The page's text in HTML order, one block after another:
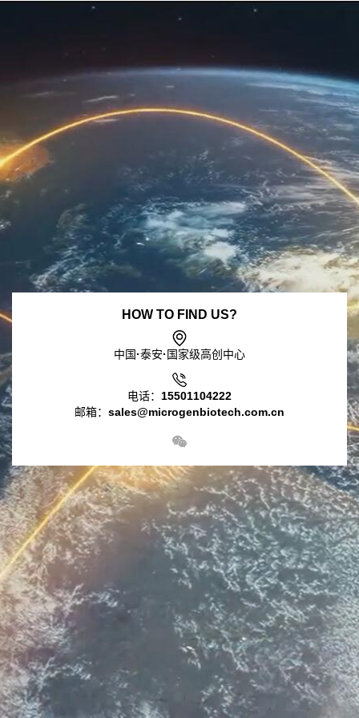
HOW TO FIND US?
中国·泰安·国家级高创中心
电话：15501104222
邮箱：sales@microgenbiotech.com.cn